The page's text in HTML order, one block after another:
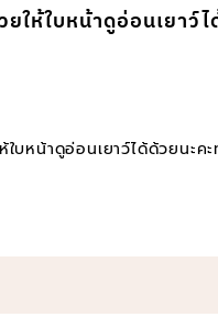
ให้ใบหน้าดูอ่อนเยาว์ไ
บหน้าดูอ่อนเยาว์ได้ด้วยนะค